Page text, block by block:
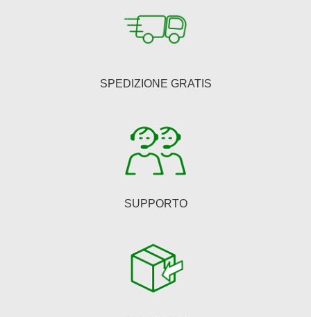
opzioni
pagina
prodotto
SPEDIZIONE GRATIS
SUPPORTO